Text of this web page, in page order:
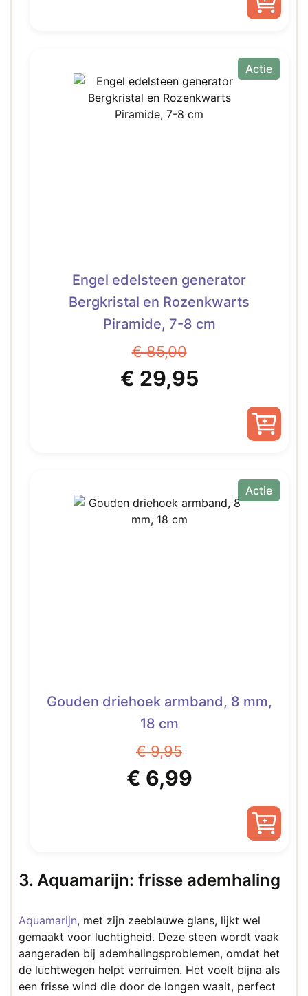
€ 29,95.
Actie
Engel edelsteen generator
Bergkristal en Rozenkwarts
Piramide, 7-8 cm
€85,00
Oorspronkelijke
€ 29,95Huidige
€ 29,95.
Actie
Gouden driehoek armband, 8 mm,
18 cm
€9,95
Oorspronkelijke
€ 9,95.
€ 6,99Huidige
€ 6,99.
3. Aquamarijn: frisse ademhaling
Aquamarijn, met zijn zeeblauwe glans, lijkt wel
gemaakt voor luchtigheid. Deze steen wordt vaak
aangeraden bij ademhalingsproblemen, omdat het
de luchtwegen helpt verruimen. Het voelt bijna als
een frisse wind die door de longen waait, perfect